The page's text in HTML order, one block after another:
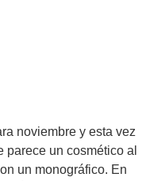
noviembre y esta vez
un cosmético al
un monográfico. En